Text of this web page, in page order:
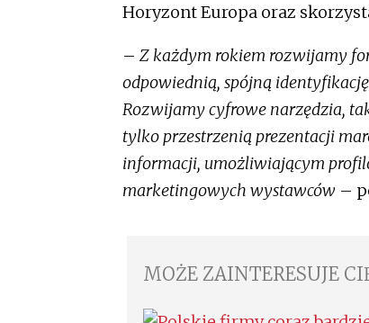
Horyzont Europa oraz
– Z każdym rokiem rozwijamy
odpowiednią, spójną
Rozwijamy cyfrowe narzędzia,
tylko przestrzenią prezentacji
informacji, umożliwiającym
marketingowych wystawców –
MOŻE ZAINTERESUJE